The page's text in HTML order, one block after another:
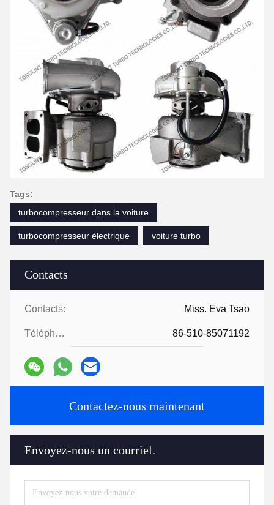
Contacts
Contacts: Miss. Eva Tsao
Téléphone: 86-510-85071192
Contactez-nous maintenant
Envoyez-nous un courriel.
Tags:
turbocompresseur dans la voiture
turbocompresseur électrique voiture turbo